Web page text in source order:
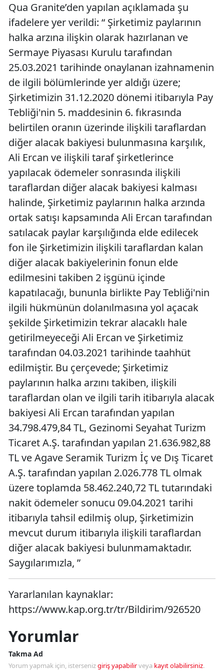
Qua Granite’den yapılan açıklamada şu
ifadelere yer verildi: “ Şirketimiz paylarının
halka arzına ilişkin olarak hazırlanan ve
Sermaye Piyasası Kurulu tarafından
25.03.2021 tarihinde onaylanan izahnamenin
de ilgili bölümlerinde yer aldığı üzere;
Şirketimizin 31.12.2020 dönemi itibarıyla Pay
Tebliği'nin 5. maddesinin 6. fıkrasında
belirtilen oranın üzerinde ilişkili taraflardan
diğer alacak bakiyesi bulunmasına karşılık,
Ali Ercan ve ilişkili taraf şirketlerince
yapılacak ödemeler sonrasında ilişkili
taraflardan diğer alacak bakiyesi kalması
halinde, Şirketimiz paylarının halka arzında
ortak satışı kapsamında Ali Ercan tarafından
satılacak paylar karşılığında elde edilecek
fon ile Şirketimizin ilişkili taraflardan kalan
diğer alacak bakiyelerinin fonun elde
edilmesini takiben 2 işgünü içinde
kapatılacağı, bununla birlikte Pay Tebliği'nin
ilgili hükmünün dolanılmasına yol açacak
şekilde Şirketimizin tekrar alacaklı hale
getirilmeyeceği Ali Ercan ve Şirketimiz
tarafından 04.03.2021 tarihinde taahhüt
edilmiştir. Bu çerçevede; Şirketimiz
paylarının halka arzını takiben, ilişkili
taraflardan olan ve ilgili tarih itibarıyla alacak
bakiyesi Ali Ercan tarafından yapılan
34.798.479,84 TL, Gezinomi Seyahat Turizm
Ticaret A.Ş. tarafından yapılan 21.636.982,88
TL ve Agave Seramik Turizm İç ve Dış Ticaret
A.Ş. tarafından yapılan 2.026.778 TL olmak
üzere toplamda 58.462.240,72 TL tutarındaki
nakit ödemeler sonucu 09.04.2021 tarihi
itibarıyla tahsil edilmiş olup, Şirketimizin
mevcut durum itibarıyla ilişkili taraflardan
diğer alacak bakiyesi bulunmamaktadır.
Saygılarımızla, ”
Yararlanılan kaynaklar:
https://www.kap.org.tr/tr/Bildirim/926520
Yorumlar
Takma Ad
Yorum yapmak için, istersenizgiriş yapabilirveya kayıt olabilirsiniz.